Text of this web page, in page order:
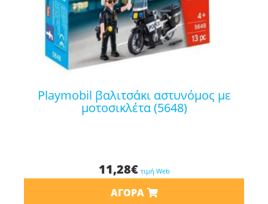
playmobil βαλιτσάκι αστυνόμος με
μοτοσικλέτα (5648)
11,28€ τιμή Web
ΑΓΟΡΆ